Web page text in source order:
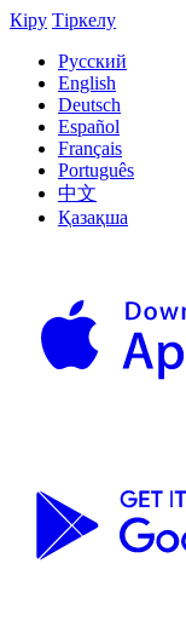
Кіру Тіркелу
Русский
English
Deutsch
Español
Français
Português
中文
Қазақша